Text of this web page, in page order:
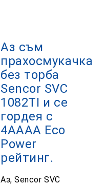
Аз съм
прахосмукачка
без торба
Sencor SVC
1082TI и се
гордея с
4AAAA Eco
Power
рейтинг.
Аз, Sencor SVC